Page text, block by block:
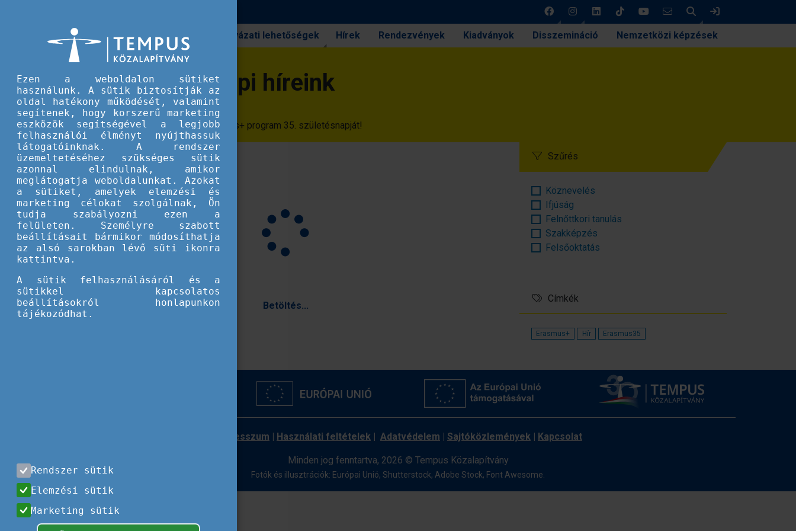
Keresés
Pályázati lehetőségek Hírek Rendezvények Kiadványok Disszemináció Nemzetközi képzések
Aktuális szülinapi híreink
Aktuális szülinapi híreink
Olvasd el, hogyan ünnepeljük az Erasmus+ program 35. születésnapját!
Betöltés...
Szűrés
Köznevelés
Ifjúság
Felnőttkori tanulás
Szakképzés
Felsőoktatás
Címkék
Erasmus+ Hír Erasmus35
Impresszum | Használati feltételek | Adatvédelem | Sajtóközlemények | Kapcsolat
Minden jog fenntartva, 2026 © Tempus Közalapítvány
Fotók és illusztrációk: Európai Unió, Shutterstock, Adobe Stock, Font Awesome.
Ezen a weboldalon sütiket
használunk. A sütik biztosítják az
oldal hatékony működését, valamint
segítenek, hogy korszerű marketing
eszközök segítségével a legjobb
felhasználói élményt nyújthassuk
látogatóinknak. A rendszer
üzemeltetéséhez szükséges sütik
azonnal elindulnak, amikor
meglátogatja weboldalunkat. Azokat
a sütiket, amelyek elemzési és
marketing célokat szolgálnak, Ön
tudja szabályozni ezen a
felületen. Személyre szabott
beállításait bármikor módosíthatja
az alsó sarokban lévő süti ikonra
kattintva.
A sütik felhasználásáról és a
sütikkel kapcsolatos
beállításokról honlapunkon
tájékozódhat.
Rendszer sütik
Elemzési sütik
Marketing sütik